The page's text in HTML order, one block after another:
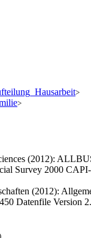
>
>
(2012):
Survey 2000
(2012):
Datenfile Version